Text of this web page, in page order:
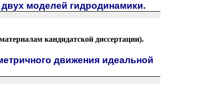
моделей гидродинамики.
кандидатской диссертации).
движения идеальной